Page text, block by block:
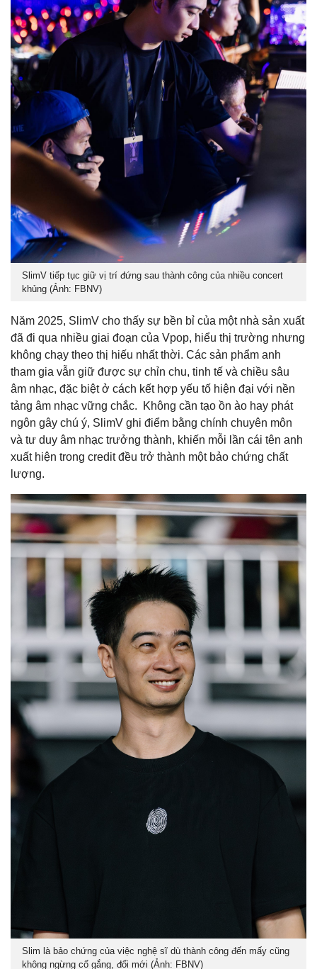
SlimV tiếp tục giữ vị trí đứng sau thành công của nhiều concert
khủng (Ảnh: FBNV)
Năm 2025, SlimV cho thấy sự bền bỉ của một nhà sản xuất
đã đi qua nhiều giai đoạn của Vpop, hiểu thị trường nhưng
không chạy theo thị hiếu nhất thời. Các sản phẩm anh
tham gia vẫn giữ được sự chỉn chu, tinh tế và chiều sâu
âm nhạc, đặc biệt ở cách kết hợp yếu tố hiện đại với nền
tảng âm nhạc vững chắc. Không cần tạo ồn ào hay phát
ngôn gây chú ý, SlimV ghi điểm bằng chính chuyên môn
và tư duy âm nhạc trưởng thành, khiến mỗi lần cái tên anh
xuất hiện trong credit đều trở thành một bảo chứng chất
lượng.
Slim là bảo chứng của việc nghệ sĩ dù thành công đến mấy cũng
không ngừng cố gắng, đổi mới (Ảnh: FBNV)